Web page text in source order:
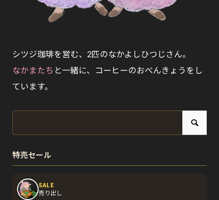
シツジ珈琲を営む、2匹のなかよしひつじさん。
なかまたち と一緒に、コーヒーのおべんきょうをし
ています。
特売セール
SALE
売り出し